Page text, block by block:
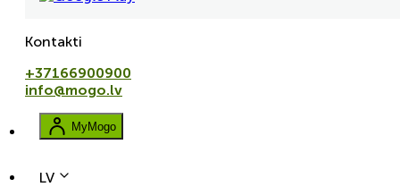
Kontakti
+37166900900
info@mogo.lv
MyMogo
LV